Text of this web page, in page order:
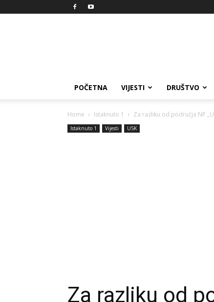
POČETNA VIJESTI DRUŠTVO
Home Istaknuto 1 Za razliku od područja NP
Istaknuto 1 Vijesti USK
Za razliku od